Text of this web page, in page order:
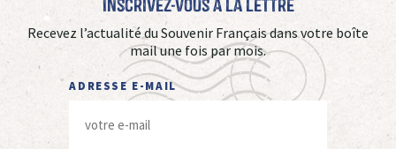
Inscrivez-vous à La Lettre
Recevez l’actualité du Souvenir Français dans votre boîte
mail une fois par mois.
ADRESSE E-MAIL